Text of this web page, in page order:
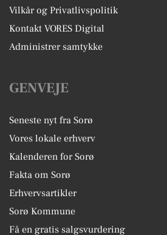
Vilkår og Privatlivspolitik
Kontakt VORES Digital
Administrer samtykke
GENVEJE
Seneste nyt fra Sorø
Vores lokale erhverv
Kalenderen for Sorø
Fakta om Sorø
Erhvervsartikler
Sorø Kommune
Få en gratis salgsvurdering